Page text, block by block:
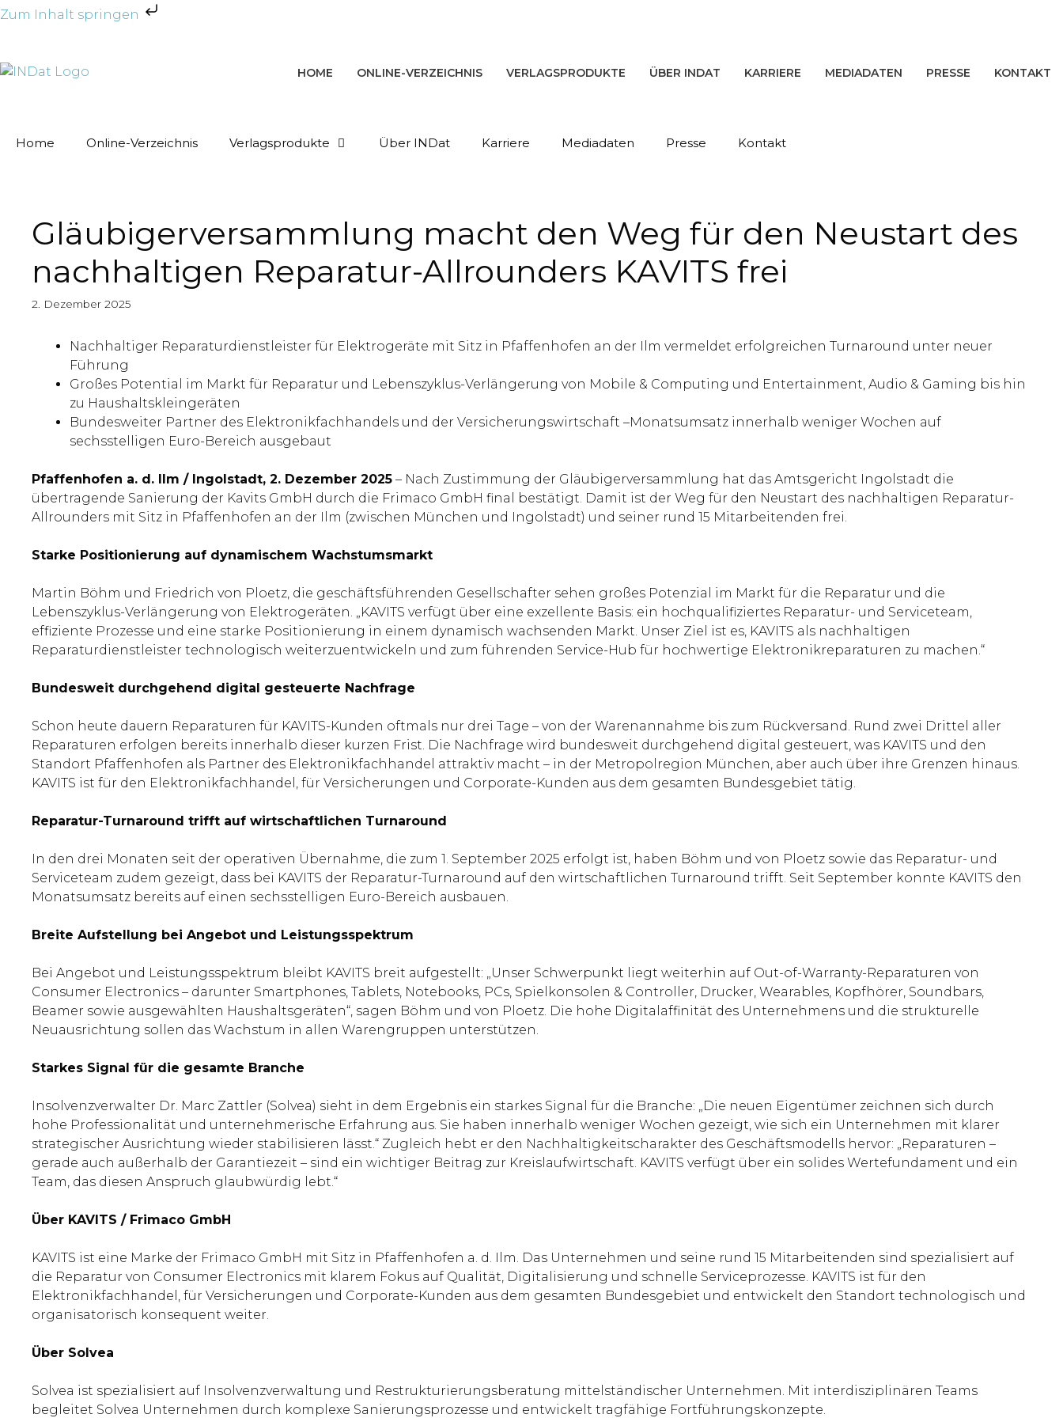
Zum Inhalt springen
HOME ONLINE-VERZEICHNIS VERLAGSPRODUKTE ÜBER INDAT KARRIERE MEDIADATEN PRESSE KONTAKT
Home Online-Verzeichnis Verlagsprodukte Über INDat Karriere Mediadaten Presse Kontakt
Gläubigerversammlung macht den Weg für den Neustart des
nachhaltigen Reparatur-Allrounders KAVITS frei
2. Dezember 2025
Nachhaltiger Reparaturdienstleister für Elektrogeräte mit Sitz in Pfaffenhofen an der Ilm vermeldet erfolgreichen Turnaround unter neuer
Führung
Großes Potential im Markt für Reparatur und Lebenszyklus-Verlängerung von Mobile & Computing und Entertainment, Audio & Gaming bis hin
zu Haushaltskleingeräten
Bundesweiter Partner des Elektronikfachhandels und der Versicherungswirtschaft –Monatsumsatz innerhalb weniger Wochen auf
sechsstelligen Euro-Bereich ausgebaut
Pfaffenhofen a. d. Ilm / Ingolstadt, 2. Dezember 2025 – Nach Zustimmung der Gläubigerversammlung hat das Amtsgericht Ingolstadt die
übertragende Sanierung der Kavits GmbH durch die Frimaco GmbH final bestätigt. Damit ist der Weg für den Neustart des nachhaltigen Reparatur-
Allrounders mit Sitz in Pfaffenhofen an der Ilm (zwischen München und Ingolstadt) und seiner rund 15 Mitarbeitenden frei.
Starke Positionierung auf dynamischem Wachstumsmarkt
Martin Böhm und Friedrich von Ploetz, die geschäftsführenden Gesellschafter sehen großes Potenzial im Markt für die Reparatur und die
Lebenszyklus-Verlängerung von Elektrogeräten. „KAVITS verfügt über eine exzellente Basis: ein hochqualifiziertes Reparatur- und Serviceteam,
effiziente Prozesse und eine starke Positionierung in einem dynamisch wachsenden Markt. Unser Ziel ist es, KAVITS als nachhaltigen
Reparaturdienstleister technologisch weiterzuentwickeln und zum führenden Service-Hub für hochwertige Elektronikreparaturen zu machen.“
Bundesweit durchgehend digital gesteuerte Nachfrage
Schon heute dauern Reparaturen für KAVITS-Kunden oftmals nur drei Tage – von der Warenannahme bis zum Rückversand. Rund zwei Drittel aller
Reparaturen erfolgen bereits innerhalb dieser kurzen Frist. Die Nachfrage wird bundesweit durchgehend digital gesteuert, was KAVITS und den
Standort Pfaffenhofen als Partner des Elektronikfachhandel attraktiv macht – in der Metropolregion München, aber auch über ihre Grenzen hinaus.
KAVITS ist für den Elektronikfachhandel, für Versicherungen und Corporate-Kunden aus dem gesamten Bundesgebiet tätig.
Reparatur-Turnaround trifft auf wirtschaftlichen Turnaround
In den drei Monaten seit der operativen Übernahme, die zum 1. September 2025 erfolgt ist, haben Böhm und von Ploetz sowie das Reparatur- und
Serviceteam zudem gezeigt, dass bei KAVITS der Reparatur-Turnaround auf den wirtschaftlichen Turnaround trifft. Seit September konnte KAVITS den
Monatsumsatz bereits auf einen sechsstelligen Euro-Bereich ausbauen.
Breite Aufstellung bei Angebot und Leistungsspektrum
Bei Angebot und Leistungsspektrum bleibt KAVITS breit aufgestellt: „Unser Schwerpunkt liegt weiterhin auf Out-of-Warranty-Reparaturen von
Consumer Electronics – darunter Smartphones, Tablets, Notebooks, PCs, Spielkonsolen & Controller, Drucker, Wearables, Kopfhörer, Soundbars,
Beamer sowie ausgewählten Haushaltsgeräten“, sagen Böhm und von Ploetz. Die hohe Digitalaffinität des Unternehmens und die strukturelle
Neuausrichtung sollen das Wachstum in allen Warengruppen unterstützen.
Starkes Signal für die gesamte Branche
Insolvenzverwalter Dr. Marc Zattler (Solvea) sieht in dem Ergebnis ein starkes Signal für die Branche: „Die neuen Eigentümer zeichnen sich durch
hohe Professionalität und unternehmerische Erfahrung aus. Sie haben innerhalb weniger Wochen gezeigt, wie sich ein Unternehmen mit klarer
strategischer Ausrichtung wieder stabilisieren lässt.“ Zugleich hebt er den Nachhaltigkeitscharakter des Geschäftsmodells hervor: „Reparaturen –
gerade auch außerhalb der Garantiezeit – sind ein wichtiger Beitrag zur Kreislaufwirtschaft. KAVITS verfügt über ein solides Wertefundament und ein
Team, das diesen Anspruch glaubwürdig lebt.“
Über KAVITS / Frimaco GmbH
KAVITS ist eine Marke der Frimaco GmbH mit Sitz in Pfaffenhofen a. d. Ilm. Das Unternehmen und seine rund 15 Mitarbeitenden sind spezialisiert auf
die Reparatur von Consumer Electronics mit klarem Fokus auf Qualität, Digitalisierung und schnelle Serviceprozesse. KAVITS ist für den
Elektronikfachhandel, für Versicherungen und Corporate-Kunden aus dem gesamten Bundesgebiet und entwickelt den Standort technologisch und
organisatorisch konsequent weiter.
Über Solvea
Solvea ist spezialisiert auf Insolvenzverwaltung und Restrukturierungsberatung mittelständischer Unternehmen. Mit interdisziplinären Teams
begleitet Solvea Unternehmen durch komplexe Sanierungsprozesse und entwickelt tragfähige Fortführungskonzepte.